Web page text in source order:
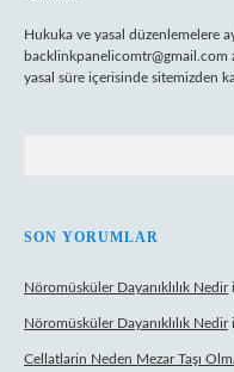
Hukuka ve yasal düzenlemelere
backlinkpanelicomtr@gmail.com
yasal süre içerisinde sitemizden
SON YORUMLAR
Nöromüsküler Dayanıklılık Nedir
Nöromüsküler Dayanıklılık Nedir
Cellatlarin Neden Mezar Taşı